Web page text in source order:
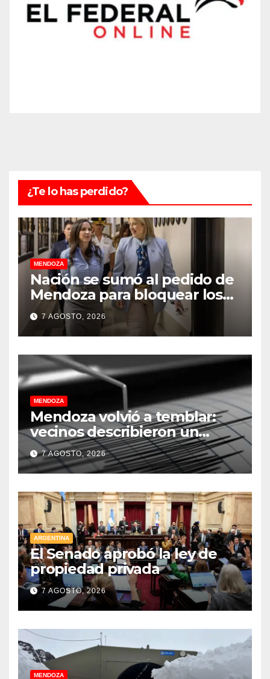
¿Te lo has perdido?
MENDOZA
Nación se sumó al pedido de
Mendoza para bloquear los
celulares en las cárceles de la
provincia
7 AGOSTO, 2026
MENDOZA
Mendoza volvió a temblar:
vecinos describieron un
“sacudón” acompañado por
un fuerte estruendo
7 AGOSTO, 2026
ARGENTINA
El Senado aprobó la ley de
propiedad privada
7 AGOSTO, 2026
MENDOZA